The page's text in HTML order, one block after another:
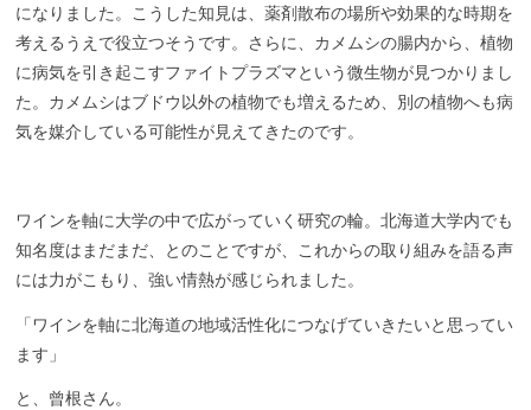
になりました。こうした知見は、薬剤散布の場所や効果的な時期を
考えるうえで役立つそうです。さらに、カメムシの腸内から、植物
に病気を引き起こすファイトプラズマという微生物が見つかりまし
た。カメムシはブドウ以外の植物でも増えるため、 別の植物へも病
気を媒介している可能性が見えてきたのです。
ワインを軸に大学の中で広がっていく研究の輪。北海道大学内でも
知名度はまだまだ、とのことですが、これからの取り組みを語る声
には力がこもり、強い情熱が感じられました 。
「ワインを軸に北海道の地域活性化につなげていきたいと思ってい
ます」
と、曾根さん。